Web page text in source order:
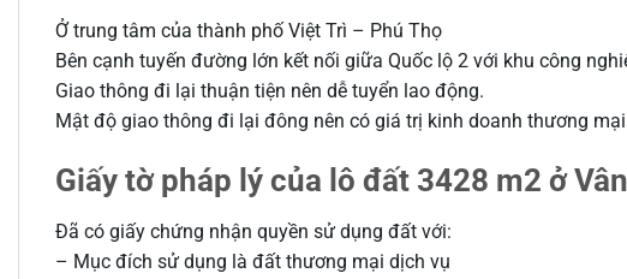
Ở trung tâm của thành phố Việt Trì – Phú Thọ
Bên cạnh tuyến đường lớn kết nối giữa Quốc lộ 2 với khu công
Giao thông đi lại thuận tiện nên dễ tuyển lao động.
Mật độ giao thông đi lại đông nên có giá trị kinh doanh thương mại
Giấy tờ pháp lý của lô đất 3428 m2 ở
Đã có giấy chứng nhận quyền sử dụng đất với:
– Mục đích sử dụng là đất thương mại dịch vụ